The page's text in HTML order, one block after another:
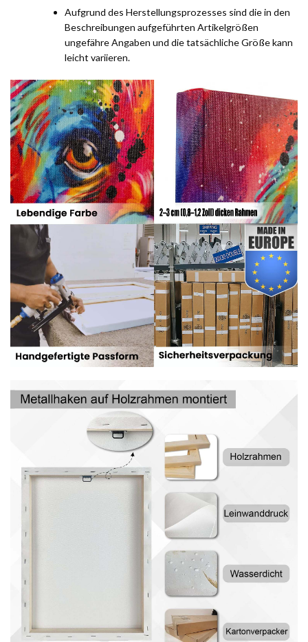
Aufgrund des Herstellungsprozesses sind die in den
Beschreibungen aufgeführten Artikelgrößen
ungefähre Angaben und die tatsächliche Größe kann
leicht variieren.